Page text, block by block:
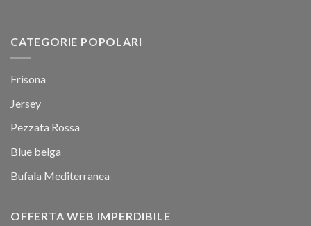
CATEGORIE POPOLARI
Frisona
Jersey
Pezzata Rossa
Blue belga
Bufala Mediterranea
OFFERTA WEB IMPERDIBILE